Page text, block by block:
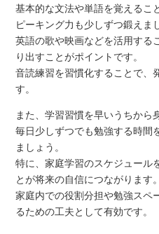
基本的な文法や単語を覚えるこ
ピーキング力も少しずつ鍛えま
英語の歌や映画などを活用する
り出すことがポイントです。
音読練習を習慣化することで、
す。
また、学習習慣を早いうちから
毎日少しずつでも勉強する時間
ましょう。
特に、家庭学習のスケジュール
とが将来の自信につながります。
家庭内での役割分担や勉強スペ
るための工夫として有効です。